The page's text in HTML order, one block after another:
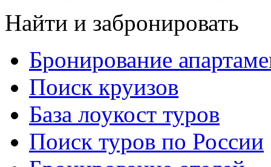
Найти и забронировать
Бронирование
Поиск круизов
База лоукост туров
Поиск туров по России